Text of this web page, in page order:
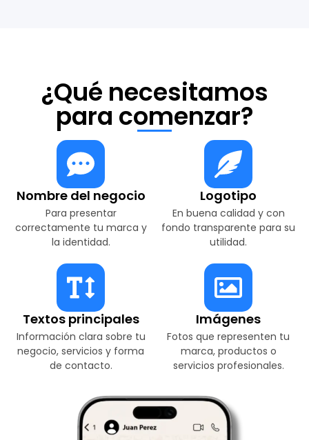
¿Qué necesitamos
para comenzar?
Nombre del negocio
Para presentar
correctamente tu marca y
la identidad.
Logotipo
En buena calidad y con
fondo transparente para su
utilidad.
Textos principales
Información clara sobre tu
negocio, servicios y forma
de contacto.
Imágenes
Fotos que representen tu
marca, productos o
servicios profesionales.